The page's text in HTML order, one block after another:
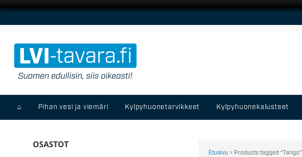
⌂ Pihan vesi ja viemäri Kylpyhuonetarvikkeet Kylpyhuonekalusteet
Etusivu > Products tagged “Tango”
OSASTOT